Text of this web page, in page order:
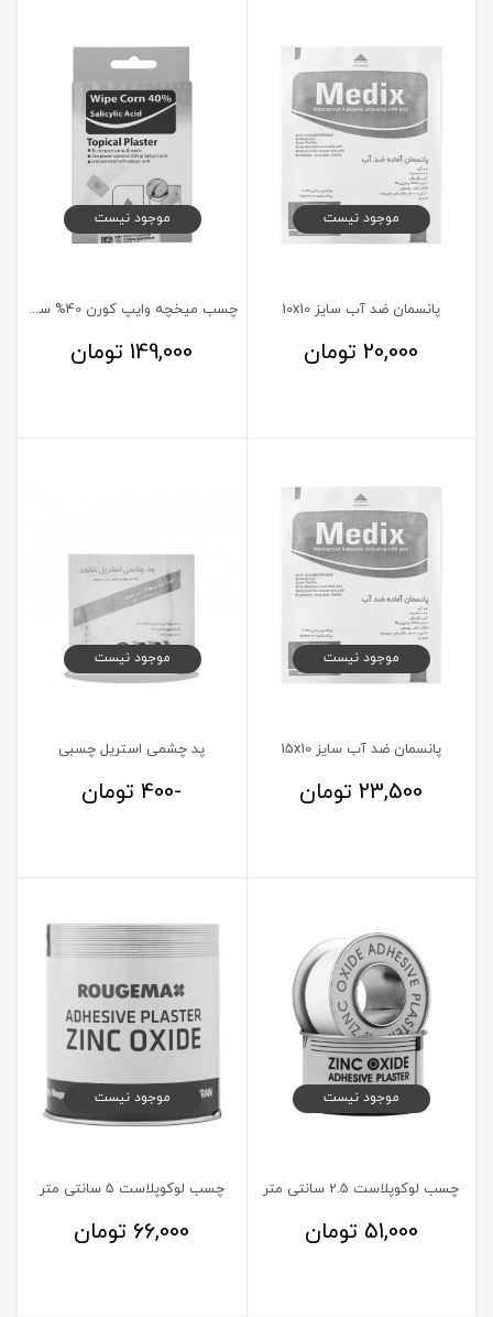
موجود نیست
پانسمان ضد آب سایز 10x10
20,000تومان
موجود نیست
چسب میخچه وایپ کورن 40% سالسیلیک اسید 6 عدد
149,000 تومان
موجود نیست
پانسمان ضد آب سایز 15x10
23,500تومان
موجود نیست
پد چشمی استریل چسبی
-400 تومان
موجود نیست
چسب لوکوپلاست 2.5 سانتی متر
51,000 تومان
موجود نیست
چسب لوکوپلاست 5 سانتی متر
66,000 تومان